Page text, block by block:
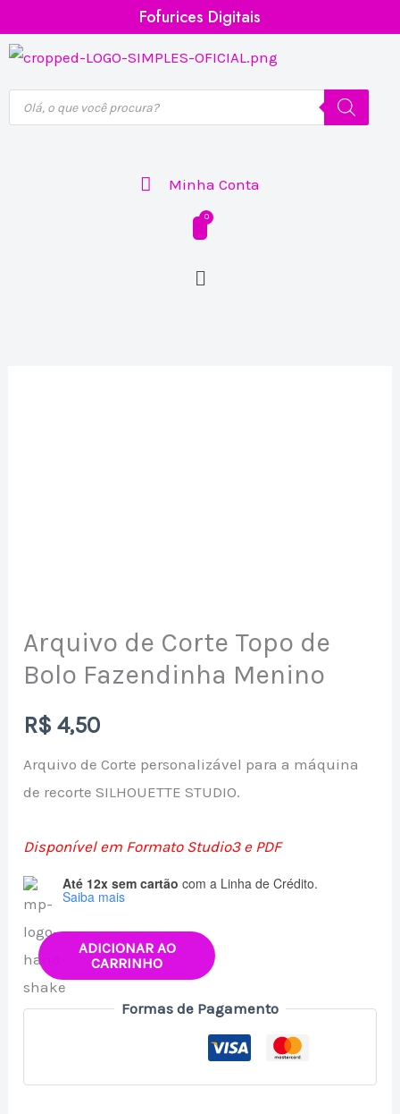
para
conteúdo
Fofurices Digitais
Pesquisar
produtos
Minha Conta
Menu
Arquivo de Corte Topo de
Bolo Fazendinha Menino
R$ 4,50
Arquivo de Corte personalizável para a máquina
de recorte SILHOUETTE STUDIO.
Disponível em Formato Studio3 e PDF
Até 12x sem cartão com a Linha de Crédito.
Saiba mais
ADICIONAR AO
CARRINHO
Formas de Pagamento